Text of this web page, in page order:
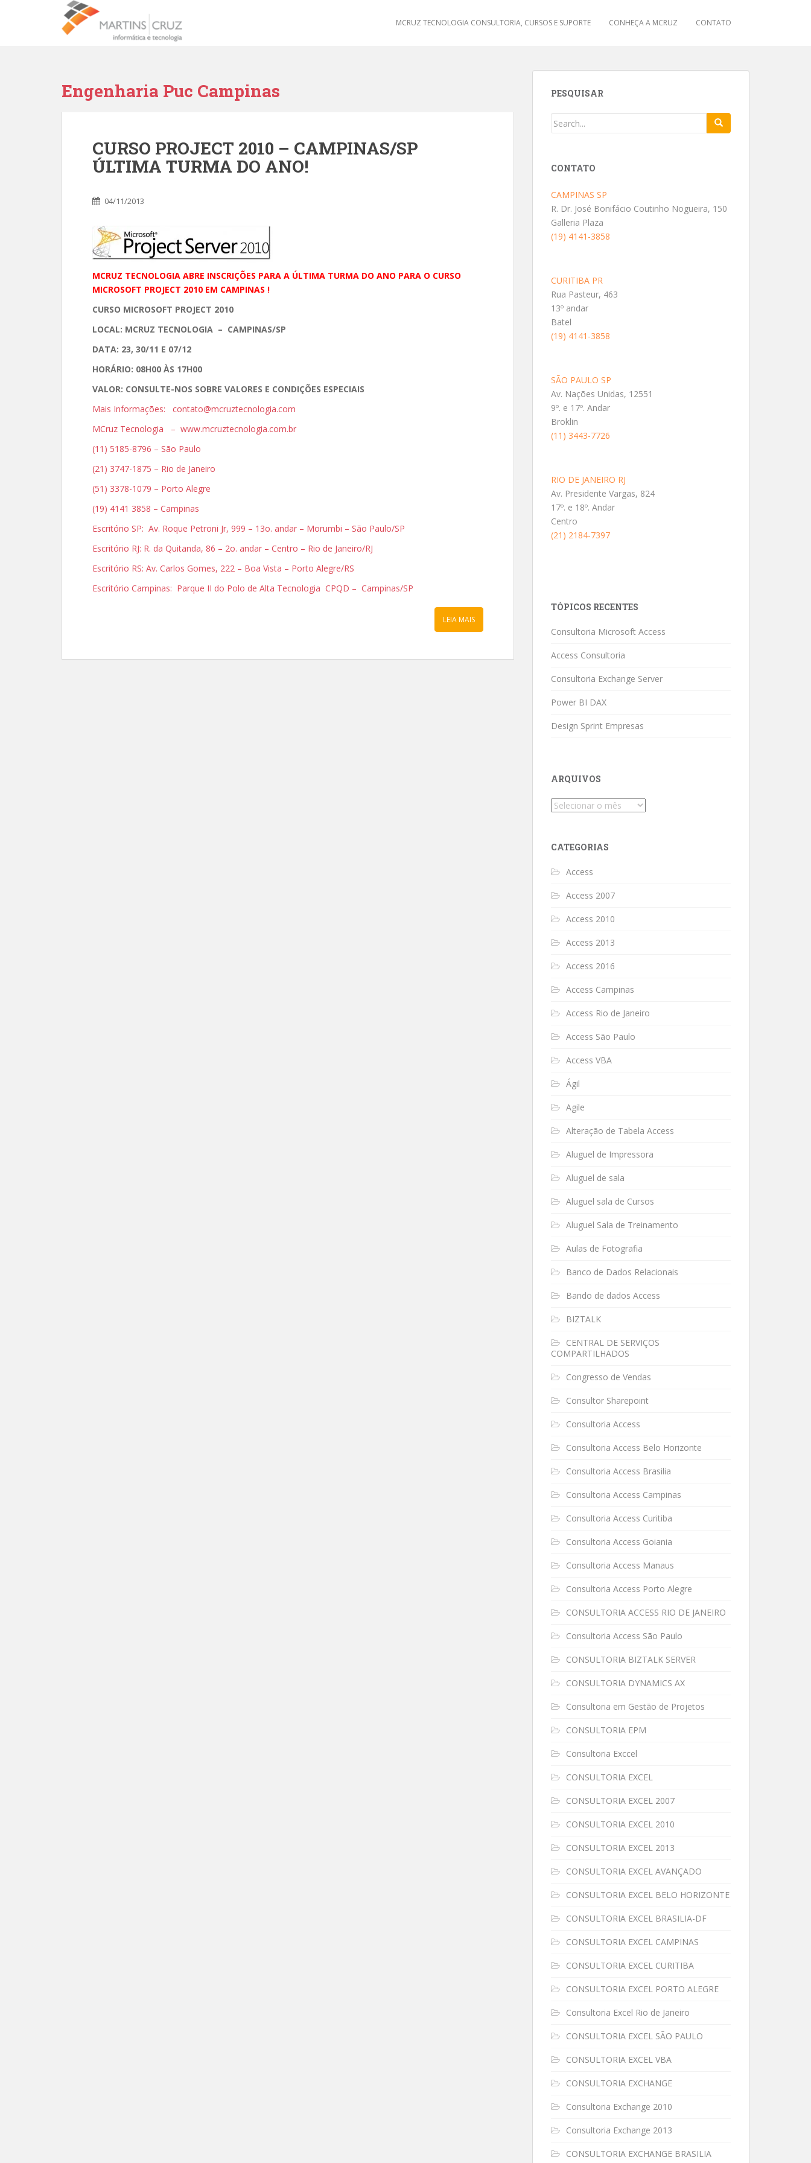
MCRUZ TECNOLOGIA CONSULTORIA, CURSOS E SUPORTE CONHEÇA A MCRUZ CONTATO
Engenharia Puc Campinas
CURSO PROJECT 2010 – CAMPINAS/SP
ÚLTIMA TURMA DO ANO!
04/11/2013
MCRUZ TECNOLOGIA ABRE INSCRIÇÕES PARA A ÚLTIMA TURMA DO ANO PARA O CURSO
MICROSOFT PROJECT 2010 EM CAMPINAS !
CURSO MICROSOFT PROJECT 2010
LOCAL: MCRUZ TECNOLOGIA – CAMPINAS/SP
DATA: 23, 30/11 E 07/12
HORÁRIO: 08H00 ÀS 17H00
VALOR: CONSULTE-NOS SOBRE VALORES E CONDIÇÕES ESPECIAIS
Mais Informações: contato@mcruztecnologia.com
MCruz Tecnologia – www.mcruztecnologia.com.br
(11) 5185-8796 – São Paulo
(21) 3747-1875 – Rio de Janeiro
(51) 3378-1079 – Porto Alegre
(19) 4141 3858 – Campinas
Escritório SP: Av. Roque Petroni Jr, 999 – 13o. andar – Morumbi – São Paulo/SP
Escritório RJ: R. da Quitanda, 86 – 2o. andar – Centro – Rio de Janeiro/RJ
Escritório RS: Av. Carlos Gomes, 222 – Boa Vista – Porto Alegre/RS
Escritório Campinas: Parque II do Polo de Alta Tecnologia CPQD – Campinas/SP
LEIA MAIS
PESQUISAR
CONTATO
CAMPINAS SP
R. Dr. José Bonifácio Coutinho Nogueira, 150
Galleria Plaza
(19) 4141-3858
CURITIBA PR
Rua Pasteur, 463
13º andar
Batel
(19) 4141-3858
SÃO PAULO SP
Av. Nações Unidas, 12551
9º. e 17º. Andar
Broklin
(11) 3443-7726
RIO DE JANEIRO RJ
Av. Presidente Vargas, 824
17º. e 18º. Andar
Centro
(21) 2184-7397
TÓPICOS RECENTES
Consultoria Microsoft Access
Access Consultoria
Consultoria Exchange Server
Power BI DAX
Design Sprint Empresas
ARQUIVOS
Arquivos
CATEGORIAS
Access
Access 2007
Access 2010
Access 2013
Access 2016
Access Campinas
Access Rio de Janeiro
Access São Paulo
Access VBA
Ágil
Agile
Alteração de Tabela Access
Aluguel de Impressora
Aluguel de sala
Aluguel sala de Cursos
Aluguel Sala de Treinamento
Aulas de Fotografia
Banco de Dados Relacionais
Bando de dados Access
BIZTALK
CENTRAL DE SERVIÇOS
COMPARTILHADOS
Congresso de Vendas
Consultor Sharepoint
Consultoria Access
Consultoria Access Belo Horizonte
Consultoria Access Brasilia
Consultoria Access Campinas
Consultoria Access Curitiba
Consultoria Access Goiania
Consultoria Access Manaus
Consultoria Access Porto Alegre
CONSULTORIA ACCESS RIO DE JANEIRO
Consultoria Access São Paulo
CONSULTORIA BIZTALK SERVER
CONSULTORIA DYNAMICS AX
Consultoria em Gestão de Projetos
CONSULTORIA EPM
Consultoria Exccel
CONSULTORIA EXCEL
CONSULTORIA EXCEL 2007
CONSULTORIA EXCEL 2010
CONSULTORIA EXCEL 2013
CONSULTORIA EXCEL AVANÇADO
CONSULTORIA EXCEL BELO HORIZONTE
CONSULTORIA EXCEL BRASILIA-DF
CONSULTORIA EXCEL CAMPINAS
CONSULTORIA EXCEL CURITIBA
CONSULTORIA EXCEL PORTO ALEGRE
Consultoria Excel Rio de Janeiro
CONSULTORIA EXCEL SÃO PAULO
CONSULTORIA EXCEL VBA
CONSULTORIA EXCHANGE
Consultoria Exchange 2010
Consultoria Exchange 2013
CONSULTORIA EXCHANGE BRASILIA